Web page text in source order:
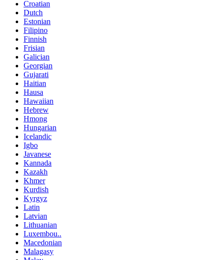
Croatian
Dutch
Estonian
Filipino
Finnish
Frisian
Galician
Georgian
Gujarati
Haitian
Hausa
Hawaiian
Hebrew
Hmong
Hungarian
Icelandic
Igbo
Javanese
Kannada
Kazakh
Khmer
Kurdish
Kyrgyz
Latin
Latvian
Lithuanian
Luxembou..
Macedonian
Malagasy